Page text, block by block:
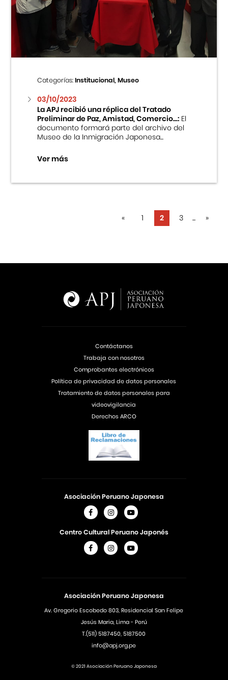
Categorías:Institucional, Museo
03/10/2023
La APJ recibió una réplica del Tratado
Preliminar de Paz, Amistad, Comercio...:El
documento formará parte del archivo del
Museo de la Inmigración Japonesa...
Ver más
« 1 2 3 ... »
Asociación Peruano Japonesa
Av. Gregorio Escobedo 803, Residencial San Felipe
Jesús Maria, Lima - Perú
T.(511) 5187450, 5187500
info@apj.org.pe
Asociación Peruano Japonesa
Centro Cultural Peruano Japonés
Contáctanos
Trabaja con nosotros
Comprobantes electrónicos
Política de privacidad de datos personales
Tratamiento de datos personales para
videovigilancia
Derechos ARCO
© 2021 Asociación Peruano Japonesa